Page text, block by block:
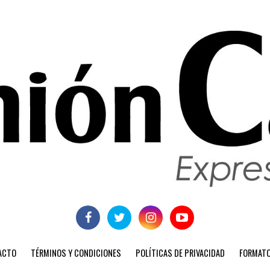
TÉRMINOS Y CONDICIONES POLÍTICAS DE PRIVACIDAD